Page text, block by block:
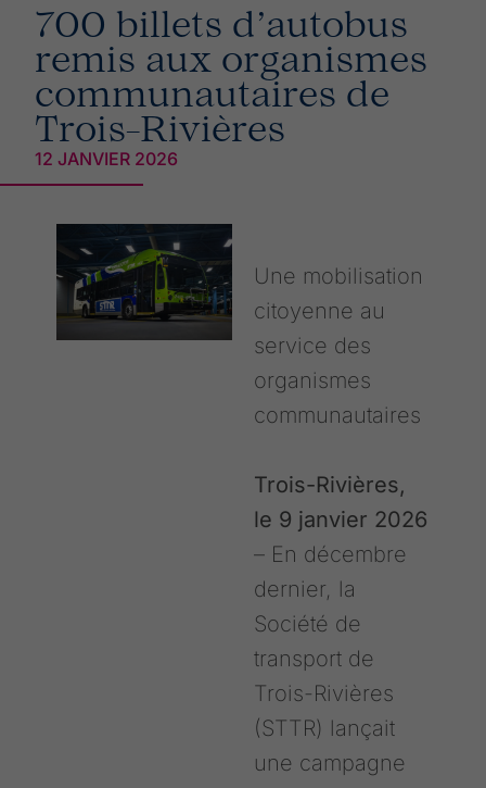
700 billets d’autobus
remis aux organismes
communautaires de
Trois-Rivières
12 JANVIER 2026
Une mobilisation
citoyenne au
service des
organismes
communautaires
Trois-Rivières,
le 9 janvier 2026
– En décembre
dernier, la
Société de
transport de
Trois-Rivières
(STTR) lançait
une campagne